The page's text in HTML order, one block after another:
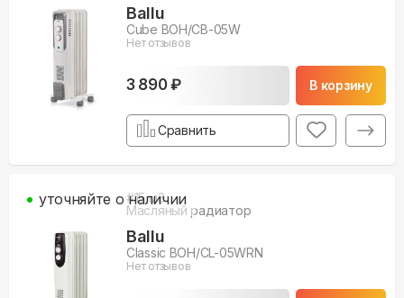
Ballu
Cube BOH/CB-05W
Нет отзывов
3 890 ₽ В корзину
Сравнить
#15м3
Масляный радиатор
Ballu
Classic BOH/CL-05WRN
Нет отзывов
уточняйте о наличии